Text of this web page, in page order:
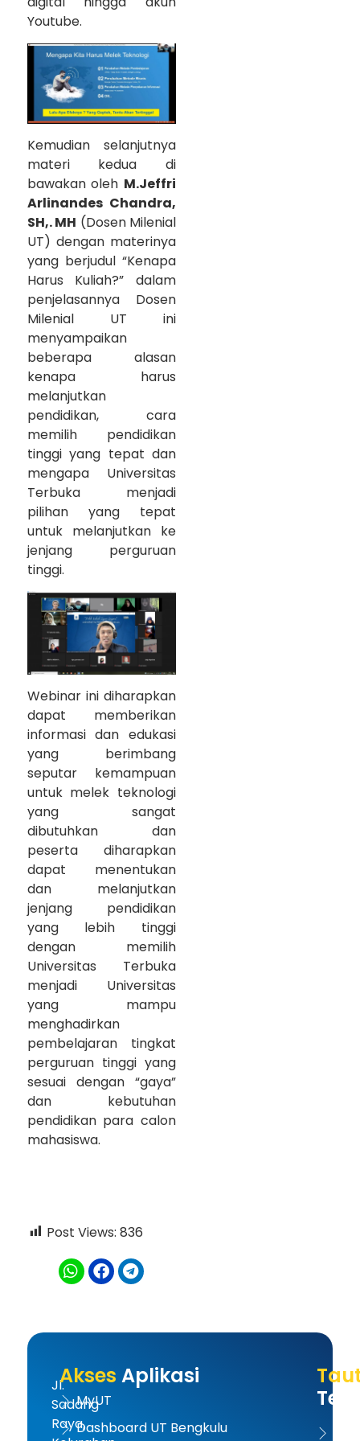
Youtube.
Kemudian selanjutnya
materi kedua di
bawakan oleh M.Jeffri
Arlinandes Chandra,
SH,. MH (Dosen Milenial
UT) dengan materinya
yang berjudul “Kenapa
Harus Kuliah?” dalam
penjelasannya Dosen
Milenial UT ini
menyampaikan
beberapa alasan
kenapa harus
melanjutkan
pendidikan, cara
memilih pendidikan
tinggi yang tepat dan
mengapa Universitas
Terbuka menjadi
pilihan yang tepat
untuk melanjutkan ke
jenjang perguruan
tinggi.
Webinar ini diharapkan
dapat memberikan
informasi dan edukasi
yang berimbang
seputar kemampuan
untuk melek teknologi
yang sangat
dibutuhkan dan
peserta diharapkan
dapat menentukan
dan melanjutkan
jenjang pendidikan
yang lebih tinggi
dengan memilih
Universitas Terbuka
menjadi Universitas
yang mampu
menghadirkan
pembelajaran tingkat
perguruan tinggi yang
sesuai dengan “gaya”
dan kebutuhan
pendidikan para calon
mahasiswa.
Post Views: 836
Jl.
Sadang
Raya,
Akses Aplikasi
MyUT
Dashboard UT Bengkulu